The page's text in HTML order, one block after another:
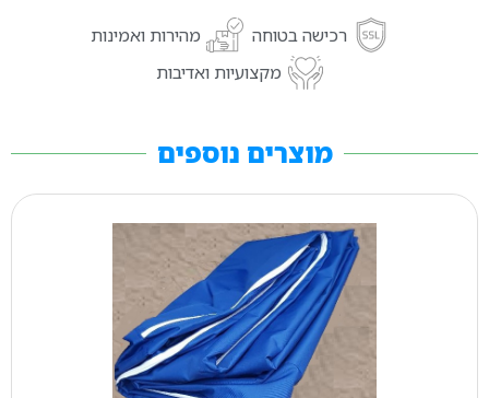
רכישה בטוחה
מהירות ואמינות
מקצועיות ואדיבות
מוצרים נוספים